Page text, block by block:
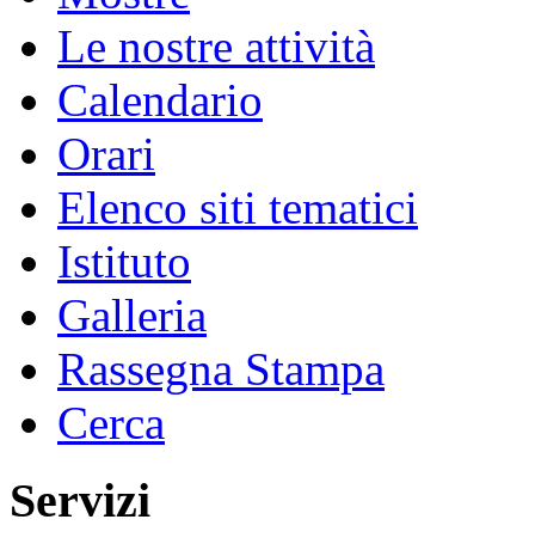
Le nostre attività
Calendario
Orari
Elenco siti tematici
Istituto
Galleria
Rassegna Stampa
Cerca
Servizi